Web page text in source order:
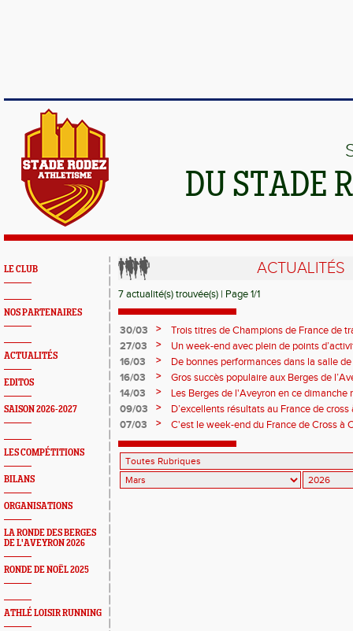
DU STADE
LE CLUB
NOS PARTENAIRES
ACTUALITÉS
EDITOS
SAISON 2026-2027
LES COMPÉTITIONS
BILANS
ORGANISATIONS
LA RONDE DES BERGES
DE L'AVEYRON 2026
RONDE DE NOËL 2025
ATHLÉ LOISIR RUNNING
ACTUALITÉS
7 actualité(s) trouvée(s) | Page 1/1
30/03 >
Trois titres de Champions de France de
présents sur la piste de Millau et les
prestations hivernales.
27/03 >
Un week-end avec plein de points
16/03
>
De bonnes performances dans la salle
et or.
16/03 >
Gros succès populaire aux Berges de
Couderc et Pauline Teyssèdre
14/03 >
Les Berges de l'Aveyron en ce
la salle de Tarbes.
09/03 >
D’excellents résultats au France de
et Zohé Casi, Championne d’Occitanie
07/03 >
C'est le week-end du France de Cross à